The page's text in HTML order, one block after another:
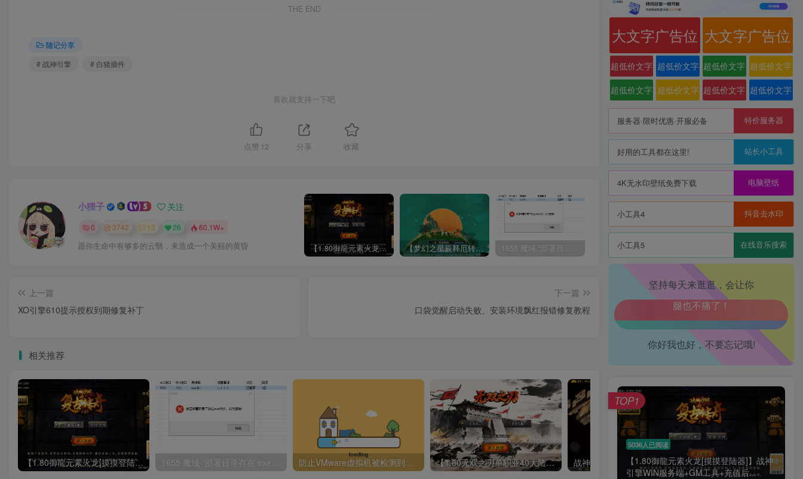
THE END
随记分享
# 战神引擎
# 白猪插件
喜欢就支持一下吧
点赞 12 分享 收藏
小狸子 关注
0 3742 13 26 60.1W+
愿你生命中有够多的云翳，来造成一个美丽的黄昏 【1.80御龍元素火龙[摸摸登陆器]】战神引擎WIN服务端+GM工具+充值后台+双端+架设教程 【梦幻之星辰释厄转尊享挂机版】MT3换皮梦幻西游Linux服务端+GM后台+双端+源码+架设教程 1655 魔域 “部署目录存在 exe 文件” 报错解决指南 【极无双2完整版】3D动作ARPG手游Linux服务端+全套源码+本地注册+本地热更+加解密工具+GM授权后台+安卓+架设教程
上一篇
XO引擎610提示授权到期修复补丁
下一篇
口袋觉醒启动失败、安装环境飘红报错修复教程
相关推荐
【1.80御龍元素火龙[摸摸登陆器]】战神引擎WIN服务端+GM工具+充值后台+双端+架设教程 1655 魔域 “部署目录存在 exe 文件” 报错解决指南 防止VMware虚拟机被检测到，程序提示“请不要在虚拟机中运行此程序”解决方案 【1.80无双之刃单职业40大陆[白猪3.1]】战神引擎WIN服务端+GM工具+充值后台+双端+架设教程 战神引擎白猪3.1弧形技能明文+道法站撸免授权版不绑定IP
大文字广告位 大文字广告位
超低价文字
广告位
超低价文字
广告位
超低价文字
广告位
超低价文字
广告位
超低价文字
广告位
超低价文字
广告位
超低价文字
广告位
超低价文字
广告位
服务器·限时优惠·开服必备 特价服务器
好用的工具都在这里! 站长小工具
4K无水印壁纸免费下载 电脑壁纸
小工具4 抖音去水印
小工具5 在线音乐搜索
坚持每天来逛逛，会让你
生活也美好了！
心情也舒畅了！
走路也有劲了！
腿也不痛了！
工作也轻松了！
你好我也好，不要忘记哦!
5036人已阅读
【1.80御龍元素火龙[摸摸登陆器]】战神
引擎WIN服务端+GM工具+充值后...
TOP1